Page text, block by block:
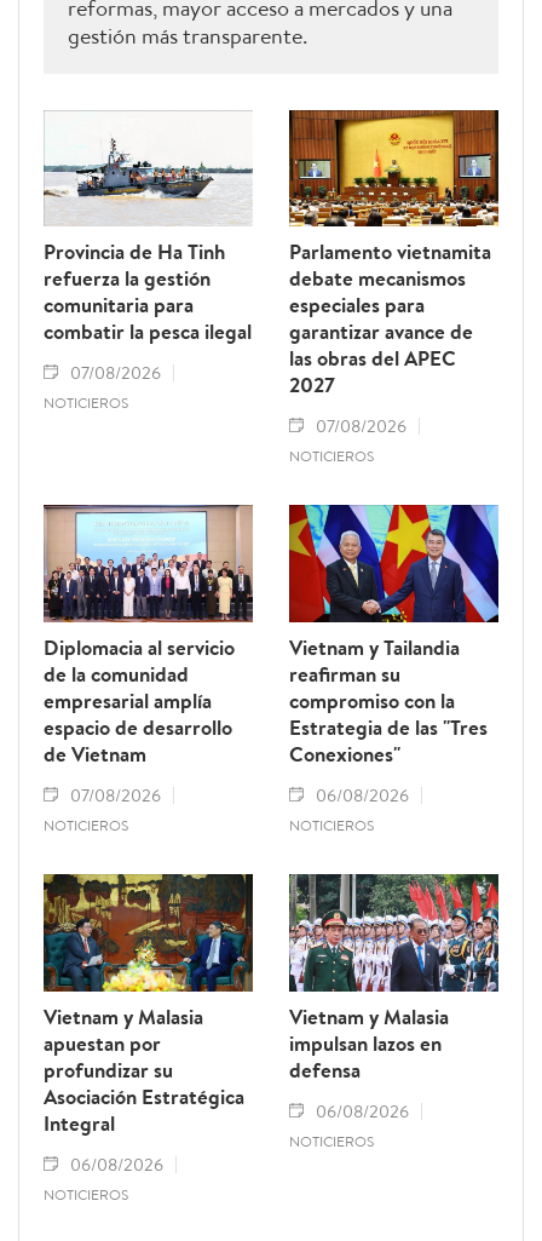
reformas, mayor acceso a mercados y una
gestión más transparente.
Provincia de Ha Tinh
refuerza la gestión
comunitaria para
combatir la pesca ilegal
07/08/2026
NOTICIEROS
Parlamento vietnamita
debate mecanismos
especiales para
garantizar avance de
las obras del APEC
2027
07/08/2026
NOTICIEROS
Diplomacia al servicio
de la comunidad
empresarial amplía
espacio de desarrollo
de Vietnam
07/08/2026
NOTICIEROS
Vietnam y Tailandia
reafirman su
compromiso con la
Estrategia de las "Tres
Conexiones"
06/08/2026
NOTICIEROS
Vietnam y Malasia
apuestan por
profundizar su
Asociación Estratégica
Integral
06/08/2026
NOTICIEROS
Vietnam y Malasia
impulsan lazos en
defensa
06/08/2026
NOTICIEROS